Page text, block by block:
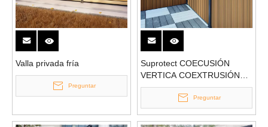
Valla privada fría
Preguntar
Suprotect COECUSIÓN
VERTICA COEXTRUSIÓN
WPC FIENTE
Preguntar